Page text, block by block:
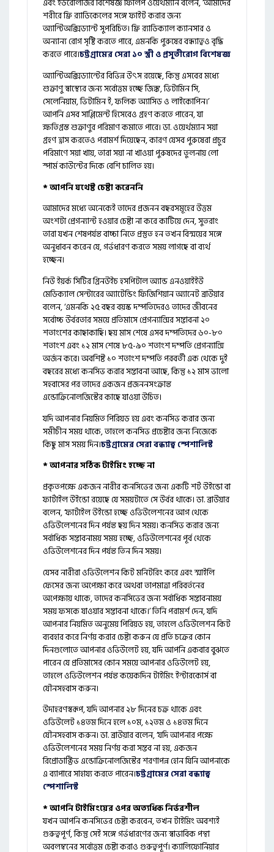
এবং ইউরোলজির বিশেষজ্ঞ ফিলিপ ওয়ের্থম্যান বলেন, ‘আমাদের
শরীরে ফ্রি র‍্যাডিকেলের সঙ্গে ফাইট করার জন্য
অ্যান্টিঅক্সিড্যান্ট সুপরিচিত। ফ্রি র‍্যাডিক্যাল ক্যানসার ও
অন্যান্য রোগ সৃষ্টি করতে পারে, এমনকি পুরুষের বন্ধ্যাত্বও বৃদ্ধি
করতে পারে।চট্টগ্রামের সেরা ১০ স্ত্রী ও প্রসূতীরোগ বিশেষজ্ঞ
অ্যান্টিঅক্সিড্যান্টের বিভিন্ন উৎস রয়েছে, কিন্তু এসবের মধ্যে
শুক্রাণু স্বাস্থ্যের জন্য সর্বোত্তম হচ্ছে জিঙ্ক, ভিটামিন সি,
সেলেনিয়াম, ভিটামিন ই, ফলিক অ্যাসিড ও লাইকোপিন।’
আপনি এসব সাপ্লিমেন্ট হিসেবেও গ্রহণ করতে পারেন, যা
ক্ষতিগ্রস্ত শুক্রাণুর পরিমাণ কমাতে পারে। ডা. ওয়ের্থম্যান সয়া
গ্রহণ হ্রাস করতেও পরামর্শ দিয়েছেন, কারণ যেসব পুরুষেরা প্রচুর
পরিমাণে সয়া খায়, তারা সয়া না খাওয়া পুরুষদের তুলনায় লো
স্পার্ম কাউন্টের দিকে বেশি চালিত হয়।
* আপনি যথেষ্ট চেষ্টা করেননি
আমাদের মধ্যে অনেকেই তাদের প্রজনন বছরসমূহের উত্তম
অংশটা প্রেগন্যান্ট হওয়ার চেষ্টা না করে কাটিয়ে দেন, সুতরাং
তারা যখন শেষপর্যন্ত বাচ্চা নিতে প্রস্তুত হন তখন বিস্ময়ের সঙ্গে
অনুধাবন করেন যে, গর্ভধারণ করতে সময় লাগছে বা ব্যর্থ
হচ্ছেন।
নিউ ইয়র্ক সিটির গ্রিনউইচ হসপিটাল অ্যান্ড এনওয়াইইউ
মেডিক্যাল সেন্টারের অ্যাটেন্ডিং ফিজিশিয়ান অ্যানেট ব্রাউয়ার
বলেন, ‘এমনকি ২৫ বছর বয়স্ক দম্পতিদেরও তাদের জীবনের
সর্বোচ্চ উর্বরতার সময়ে প্রতিমাসে প্রেগন্যান্সির সম্ভাবনা ২০
শতাংশের কাছাকাছি। ছয় মাস শেষে এসব দম্পতিদের ৬০-৮০
শতাংশ এবং ১২ মাস শেষে ৮৫-৯০ শতাংশ দম্পতি প্রেগন্যান্সি
অর্জন করে। অবশিষ্ট ১০ শতাংশ দম্পতি পরবর্তী এক থেকে দুই
বছরের মধ্যে কনসিভ করার সম্ভাবনা আছে, কিন্তু ১২ মাস ভালো
সহবাসের পর তাদের একজন প্রজননসংক্রান্ত
এন্ডোক্রিনোলজিস্টের কাছে যাওয়া উচিত।
যদি আপনার নিয়মিত পিরিয়ড হয় এবং কনসিভ করার জন্য
সমীচীন সময় থাকে, তাহলে কনসিভ প্রচেষ্টার জন্য নিজেকে
কিছু মাস সময় দিন।চট্টগ্রামের সেরা বন্ধ্যাত্ব স্পেশালিস্ট
* আপনার সঠিক টাইমিং হচ্ছে না
প্রকৃতপক্ষে একজন নারীর কনসিভের জন্য একটি শর্ট উইন্ডো বা
ফার্টাইল উইন্ডো রয়েছে যে সময়টাতে সে উর্বর থাকে। ডা. ব্রাউয়ার
বলেন, ‘ফার্টাইল উইন্ডো হচ্ছে ওভিউলেশনের আগ থেকে
ওভিউলেশনের দিন পর্যন্ত ছয় দিন সময়। কনসিভ করার জন্য
সর্বাধিক সম্ভাবনাময় সময় হচ্ছে, ওভিউলেশনের পূর্ব থেকে
ওভিউলেশনের দিন পর্যন্ত তিন দিন সময়।
যেসব নারীরা ওভিউলেশন কিট মনিটরিং করে এবং স্মাইলি
ফেসের জন্য অপেক্ষা করে অথবা তাপমাত্রা পরিবর্তনের
অপেক্ষায় থাকে, তাদের কনসিভের জন্য সর্বাধিক সম্ভাবনাময়
সময় ফসকে যাওয়ার সম্ভাবনা থাকে।’ তিনি পরামর্শ দেন, যদি
আপনার নিয়মিত অনুমেয় পিরিয়ড হয়, তাহলে ওভিউলেশন কিট
ব্যবহার করে নির্ণয় করার চেষ্টা করুন যে প্রতি চক্রের কোন
দিনগুলোতে আপনার ওভিউলেট হয়, যদি আপনি একবার বুঝতে
পারেন যে প্রতিমাসের কোন সময়ে আপনার ওভিউলেট হয়,
তাহলে ওভিউলেশন পর্যন্ত কয়েকদিন টাইমিং ইন্টারকোর্স বা
যৌনসহবাস করুন।
উদাহরণস্বরূপ, যদি আপনার ২৮ দিনের চক্র থাকে এবং
ওভিউলেট ১৪তম দিনে হলে ১০ম, ১২তম ও ১৪তম দিনে
যৌনসহবাস করুন। ডা. ব্রাউয়ার বলেন, ‘যদি আপনার পক্ষে
ওভিউলেশনের সময় নির্ণয় করা সম্ভব না হয়, একজন
রিপ্রোডাক্টিভ এন্ডোক্রিনোলজিস্টের শরণাপন্ন হোন যিনি আপনাকে
এ ব্যাপারে সাহায্য করতে পারেন।চট্টগ্রামের সেরা বন্ধ্যাত্ব
স্পেশালিস্ট
* আপনি টাইমিংয়ের ওপর অত্যধিক নির্ভরশীল
যখন আপনি কনসিভের চেষ্টা করবেন, তখন টাইমিং অবশ্যই
গুরুত্বপূর্ণ, কিন্তু সেই সঙ্গে গর্ভধারণের জন্য স্বাভাবিক পন্থা
অবলম্বনের সর্বোত্তম চেষ্টা করাও গুরুত্বপূর্ণ। ক্যালিফোর্নিয়ার